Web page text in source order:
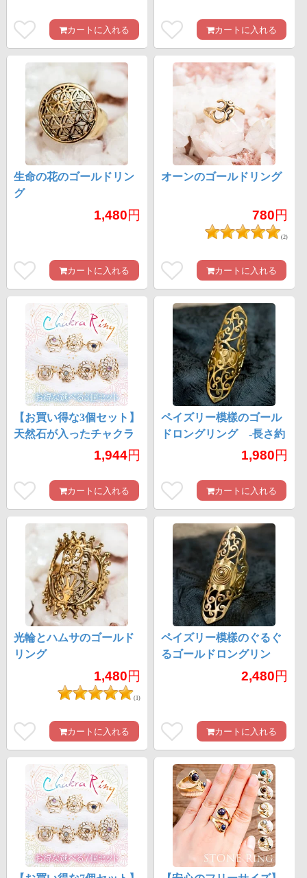
カートに入れる カートに入れる
生命の花のゴールドリン
グ
1,480円
カートに入れる
オーンのゴールドリング
780円
(2)
カートに入れる
【お買い得な3個セット】
天然石が入ったチャクラ
1,944円
カートに入れる
ペイズリー模樣のゴール
ドロングリング -長さ約
1,980円
カートに入れる
光輪とハムサのゴールド
リング
1,480円
(1)
カートに入れる
ペイズリー模樣のぐるぐ
るゴールドロングリン
グ -長さ約5.5cm2,480円
カートに入れる